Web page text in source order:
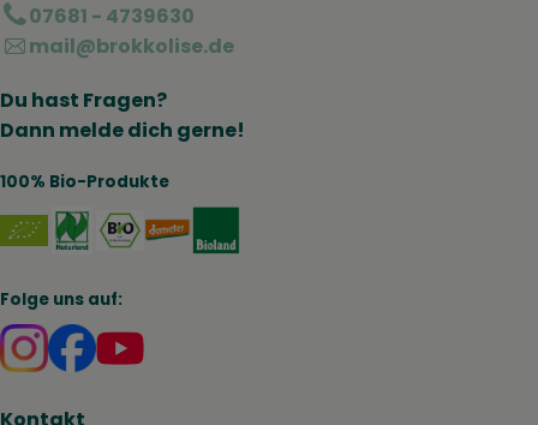
07681 - 4739630
mail@brokkolise.de
Du hast Fragen?
Dann melde dich gerne!
100% Bio-Produkte
Externer Link zu https://www.naturland.de/de/
Externer Link zu https://www.bmel.de/
Folge uns auf:
Externer Link zu https://www.instagram.com/
Externer Link zu https://www.facebook.com/
Kontakt